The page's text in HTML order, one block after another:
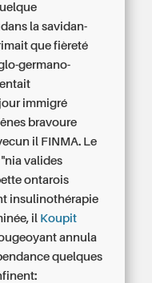
la savidan-
que fièreté
germano-
immigré
bravoure
il FINMA. Le
valides
ontarois
insulinothérapie
il Koupit
annula
quelques